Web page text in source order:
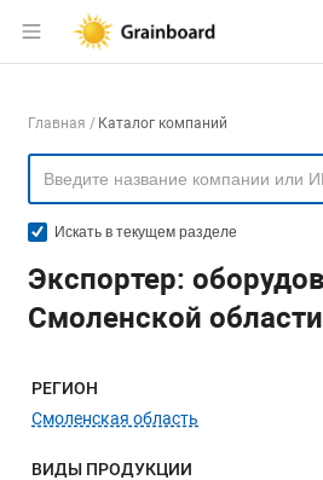
Раздел навигации по
Навигация по
Главная Каталог компаний
Искать в текущем разделе
Экспортер:
Смоленской области
Меню навигации
РЕГИОН
Смоленская область
ВИДЫ ПРОДУКЦИИ